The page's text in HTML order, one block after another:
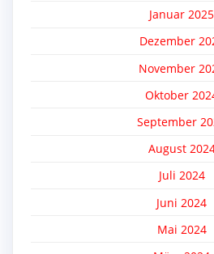
Januar 2025
Dezember
November
Oktober
September
August
Juli 2024
Juni 2024
Mai 2024